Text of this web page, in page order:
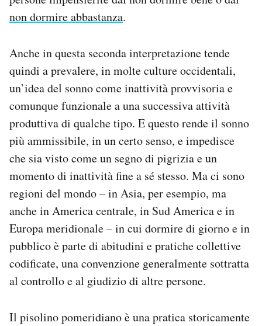
non dormire abbastanza.
Anche in questa seconda interpretazione tende
quindi a prevalere, in molte culture occidentali,
un’idea del sonno come inattività provvisoria e
comunque funzionale a una successiva attività
produttiva di qualche tipo. E questo rende il sonno
più ammissibile, in un certo senso, e impedisce
che sia visto come un segno di pigrizia e un
momento di inattività fine a sé stesso. Ma ci sono
regioni del mondo – in Asia, per esempio, ma
anche in America centrale, in Sud America e in
Europa meridionale – in cui dormire di giorno e in
pubblico è parte di abitudini e pratiche collettive
codificate, una convenzione generalmente sottratta
al controllo e al giudizio di altre persone.
Il pisolino pomeridiano è una pratica storicamente